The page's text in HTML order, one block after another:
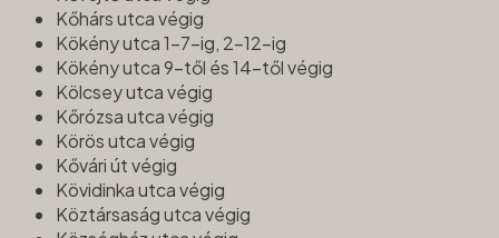
Kőhárs utca végig
Kökény utca 1-7-ig, 2-12-ig
Kökény utca 9-től és 14-től végig
Kölcsey utca végig
Kőrózsa utca végig
Körös utca végig
Kővári út végig
Kövidinka utca végig
Köztársaság utca végig